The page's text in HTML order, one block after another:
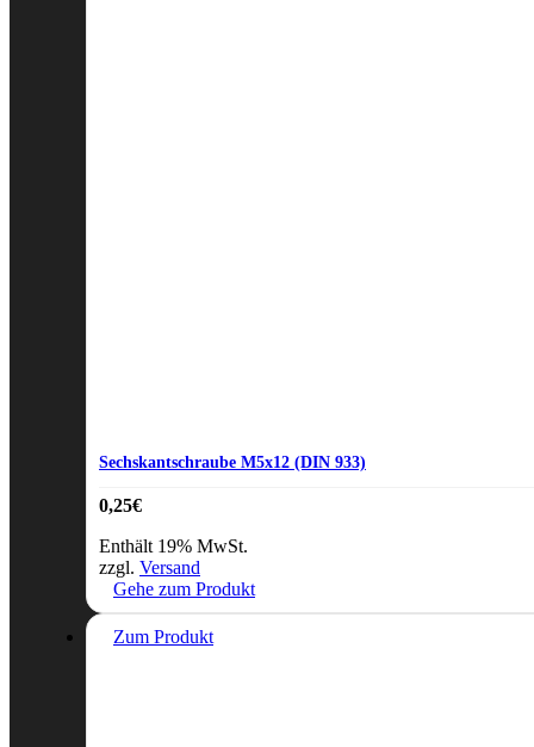
Sechskantschraube M5x12 (DIN 933)
0,25€
Enthält 19% MwSt.
zzgl. Versand
Gehe zum Produkt
Zum Produkt